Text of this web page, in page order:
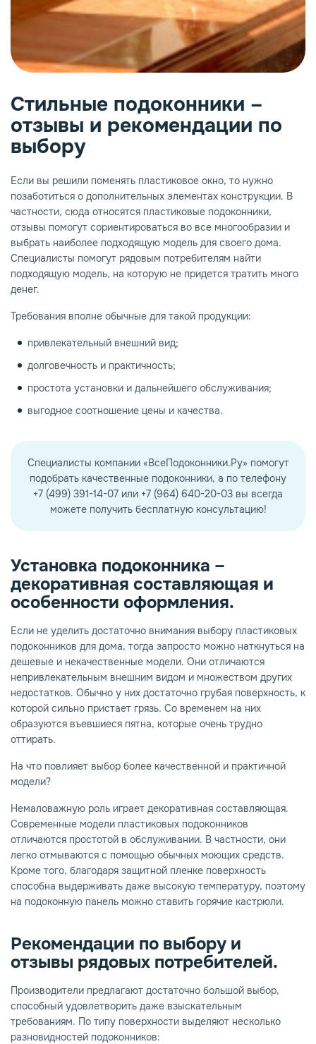
Стильные подоконники –
отзывы и рекомендации по
выбору
Если вы решили поменять пластиковое окно, то нужно
позаботиться о дополнительных элементах конструкции. В
частности, сюда относятся пластиковые подоконники,
отзывы помогут сориентироваться во все многообразии и
выбрать наиболее подходящую модель для своего дома.
Специалисты помогут рядовым потребителям найти
подходящую модель, на которую не придется тратить много
денег.
Требования вполне обычные для такой продукции:
привлекательный внешний вид;
долговечность и практичность;
простота установки и дальнейшего обслуживания;
выгодное соотношение цены и качества.
Специалисты компании «ВсеПодоконники.Ру» помогут
подобрать качественные подоконники, а по телефону
+7 (499) 391-14-07 или +7 (964) 640-20-03 вы всегда
можете получить бесплатную консультацию!
Установка подоконника –
декоративная составляющая и
особенности оформления.
Если не уделить достаточно внимания выбору пластиковых
подоконников для дома, тогда запросто можно наткнуться на
дешевые и некачественные модели. Они отличаются
непривлекательным внешним видом и множеством других
недостатков. Обычно у них достаточно грубая поверхность, к
которой сильно пристает грязь. Со временем на них
образуются въевшиеся пятна, которые очень трудно
оттирать.
На что повлияет выбор более качественной и практичной
модели?
Немаловажную роль играет декоративная составляющая.
Современные модели пластиковых подоконников
отличаются простотой в обслуживании. В частности, они
легко отмываются с помощью обычных моющих средств.
Кроме того, благодаря защитной пленке поверхность
способна выдерживать даже высокую температуру, поэтому
на подоконную панель можно ставить горячие кастрюли.
Рекомендации по выбору и
отзывы рядовых потребителей.
Производители предлагают достаточно большой выбор,
способный удовлетворить даже взыскательным
требованиям. По типу поверхности выделяют несколько
разновидностей подоконников: